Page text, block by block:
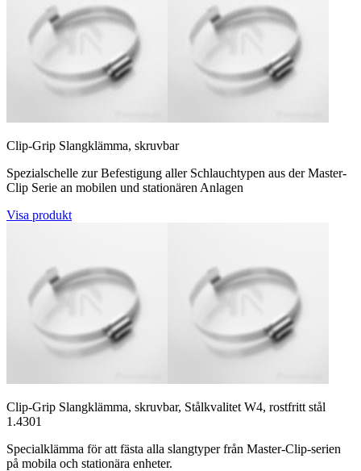
Clip-Grip Slangklämma, skruvbar
Spezialschelle zur Befestigung aller Schlauchtypen aus der Master-
Clip Serie an mobilen und stationären Anlagen
Visa produkt
Clip-Grip Slangklämma, skruvbar, Stålkvalitet W4, rostfritt stål
1.4301
Specialklämma för att fästa alla slangtyper från Master-Clip-serien
på mobila och stationära enheter.